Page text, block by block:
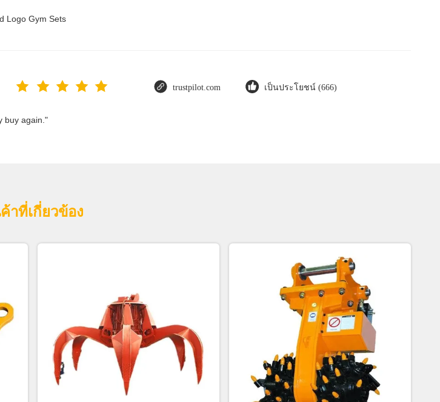
Logo Gym Sets
trustpilot.com เป็นประโยชน์ (666)
buy again."
าที่เกี่ยวข้อง